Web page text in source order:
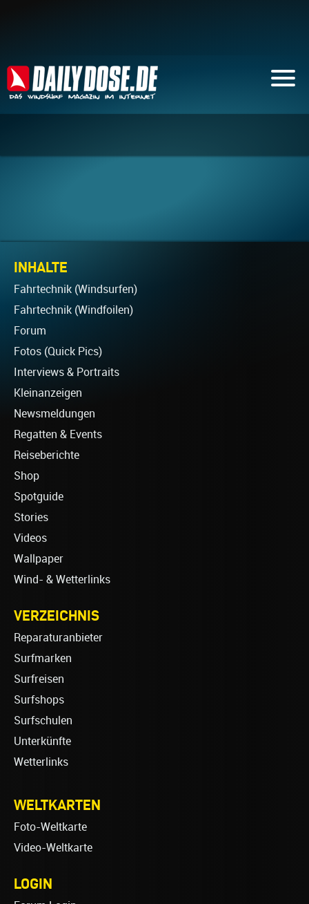
INHALTE
Fahrtechnik (Windsurfen)
Fahrtechnik (Windfoilen)
Forum
Fotos (Quick Pics)
Interviews & Portraits
Kleinanzeigen
Newsmeldungen
Regatten & Events
Reiseberichte
Shop
Spotguide
Stories
Videos
Wallpaper
Wind- & Wetterlinks
VERZEICHNIS
Reparaturanbieter
Surfmarken
Surfreisen
Surfshops
Surfschulen
Unterkünfte
Wetterlinks
WELTKARTEN
Foto-Weltkarte
Video-Weltkarte
LOGIN